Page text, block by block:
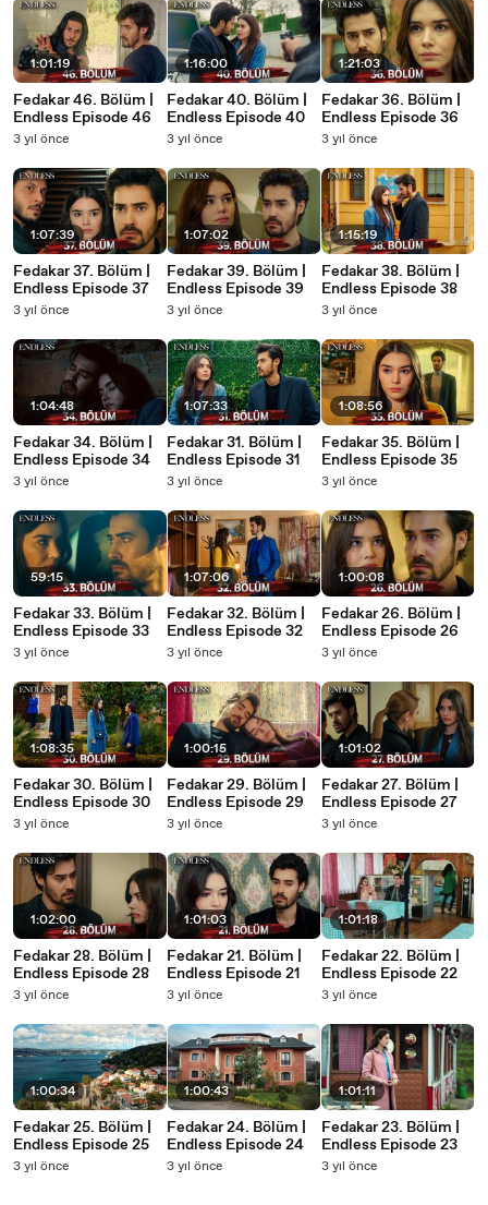
1:01:19
Fedakar 46. Bölüm |
Endless Episode 46
3 yıl önce
1:07:39
Fedakar 37. Bölüm |
Endless Episode 37
3 yıl önce
1:04:48
Fedakar 34. Bölüm |
Endless Episode 34
3 yıl önce
59:15
Fedakar 33. Bölüm |
Endless Episode 33
3 yıl önce
1:08:35
Fedakar 30. Bölüm |
Endless Episode 30
3 yıl önce
1:02:00
Fedakar 28. Bölüm |
Endless Episode 28
3 yıl önce
1:00:34
Fedakar 25. Bölüm |
Endless Episode 25
3 yıl önce
1:16:00
Fedakar 40. Bölüm |
Endless Episode 40
3 yıl önce
1:07:02
Fedakar 39. Bölüm |
Endless Episode 39
3 yıl önce
1:07:33
Fedakar 31. Bölüm |
Endless Episode 31
3 yıl önce
1:07:06
Fedakar 32. Bölüm |
Endless Episode 32
3 yıl önce
1:00:15
Fedakar 29. Bölüm |
Endless Episode 29
3 yıl önce
1:01:03
Fedakar 21. Bölüm |
Endless Episode 21
3 yıl önce
1:00:43
Fedakar 24. Bölüm |
Endless Episode 24
3 yıl önce
1:21:03
Fedakar 36. Bölüm |
Endless Episode 36
3 yıl önce
1:15:19
Fedakar 38. Bölüm |
Endless Episode 38
3 yıl önce
1:08:56
Fedakar 35. Bölüm |
Endless Episode 35
3 yıl önce
1:00:08
Fedakar 26. Bölüm |
Endless Episode 26
3 yıl önce
1:01:02
Fedakar 27. Bölüm |
Endless Episode 27
3 yıl önce
1:01:18
Fedakar 22. Bölüm |
Endless Episode 22
3 yıl önce
1:01:11
Fedakar 23. Bölüm |
Endless Episode 23
3 yıl önce